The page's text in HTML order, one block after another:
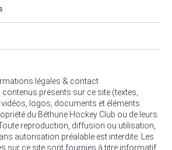
légales & contact
contenus présents sur ce site (textes,
logos, documents et éléments
du Béthune Hockey Club ou de leurs
reproduction, diffusion ou utilisation,
autorisation préalable est interdite. Les
sur ce site sont fournies à titre informatif.